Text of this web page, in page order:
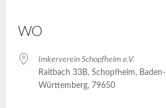
WO
Imkerverein Schopfheim e.V.
Raitbach 33B, Schopfheim, Baden-
Württemberg, 79650